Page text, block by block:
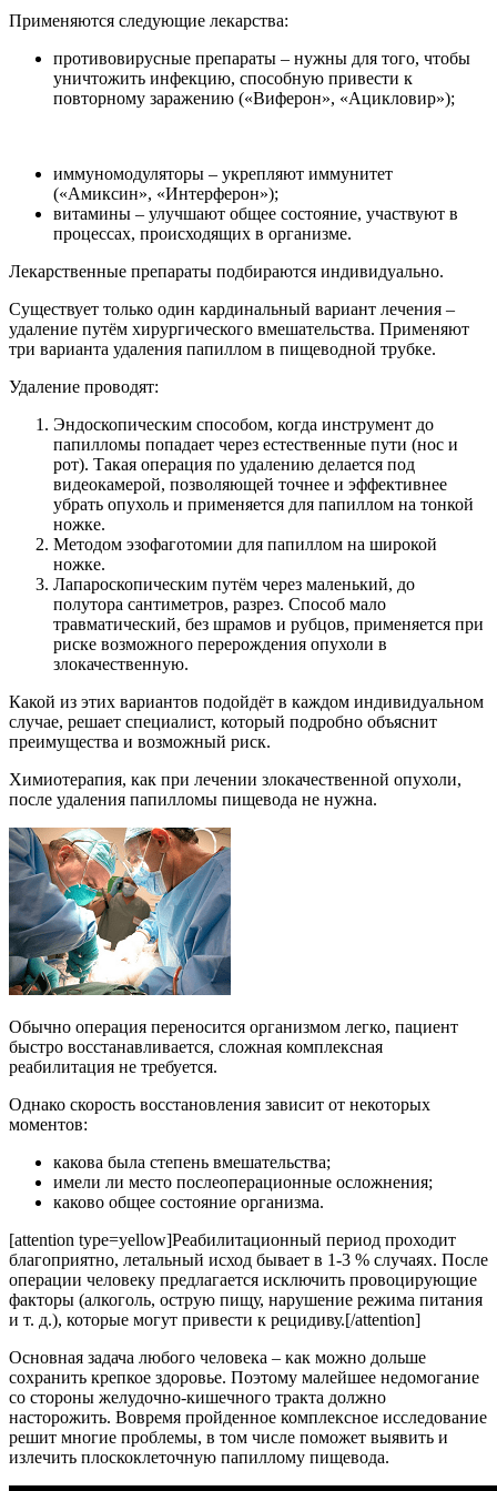
Применяются следующие лекарства:
противовирусные препараты – нужны для того, чтобы
уничтожить инфекцию, способную привести к
повторному заражению («Виферон», «Ацикловир»);
иммуномодуляторы – укрепляют иммунитет
(«Амиксин», «Интерферон»);
витамины – улучшают общее состояние, участвуют в
процессах, происходящих в организме.
Лекарственные препараты подбираются индивидуально.
Существует только один кардинальный вариант лечения –
удаление путём хирургического вмешательства. Применяют
три варианта удаления папиллом в пищеводной трубке.
Удаление проводят:
Эндоскопическим способом, когда инструмент до
папилломы попадает через естественные пути (нос и
рот). Такая операция по удалению делается под
видеокамерой, позволяющей точнее и эффективнее
убрать опухоль и применяется для папиллом на тонкой
ножке.
Методом эзофаготомии для папиллом на широкой
ножке.
Лапароскопическим путём через маленький, до
полутора сантиметров, разрез. Способ мало
травматический, без шрамов и рубцов, применяется при
риске возможного перерождения опухоли в
злокачественную.
Какой из этих вариантов подойдёт в каждом индивидуальном
случае, решает специалист, который подробно объяснит
преимущества и возможный риск.
Химиотерапия, как при лечении злокачественной опухоли,
после удаления папилломы пищевода не нужна.
Обычно операция переносится организмом легко, пациент
быстро восстанавливается, сложная комплексная
реабилитация не требуется.
Однако скорость восстановления зависит от некоторых
моментов:
какова была степень вмешательства;
имели ли место послеоперационные осложнения;
каково общее состояние организма.
[attention type=yellow]Реабилитационный период проходит
благоприятно, летальный исход бывает в 1-3 % случаях. После
операции человеку предлагается исключить провоцирующие
факторы (алкоголь, острую пищу, нарушение режима питания
и т. д.), которые могут привести к рецидиву.[/attention]
Основная задача любого человека – как можно дольше
сохранить крепкое здоровье. Поэтому малейшее недомогание
со стороны желудочно-кишечного тракта должно
насторожить. Вовремя пройденное комплексное исследование
решит многие проблемы, в том числе поможет выявить и
излечить плоскоклеточную папиллому пищевода.